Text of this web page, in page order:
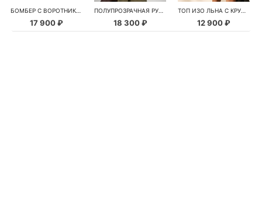
БОМБЕР С ВОРОТНИКОМ-СТОЙКОЙ
17 900 ₽
ПОЛУПРОЗРАЧНАЯ РУБАШКА С РОМАШКАМИ
18 300 ₽
ТОП ИЗО ЛЬНА С КРУЖЕВОМ
12 900 ₽